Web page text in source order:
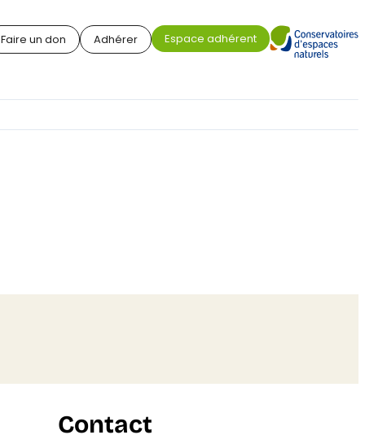
Faire un don Adhérer Espace adhérent
Contact